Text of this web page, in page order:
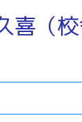
喜（